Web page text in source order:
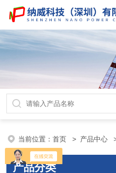
当前位置：首页 > 产品中心
产品分类